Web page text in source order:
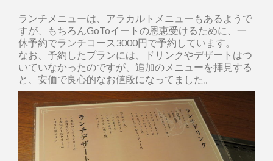
ランチメニューは、アラカルトメニューもあるようで
すが、もちろんGoToイートの恩恵受けるために、一
休予約でランチコース3000円で予約しています。
なお、予約したプランには、ドリンクやデザートはつ
いていなかったのですが、追加のメニューを拝見する
と、安価で良心的なお値段になってました。